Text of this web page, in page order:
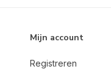
Mijn account
Registreren